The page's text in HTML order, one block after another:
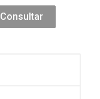
Consultar